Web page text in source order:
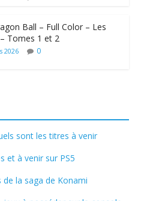
Ball – Full Color – Les
Tomes 1 et 2
2026 0
sont les titres à venir
et à venir sur PS5
la saga de Konami